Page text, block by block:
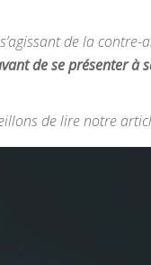
de la contre-
de se présenter à
de lire notre